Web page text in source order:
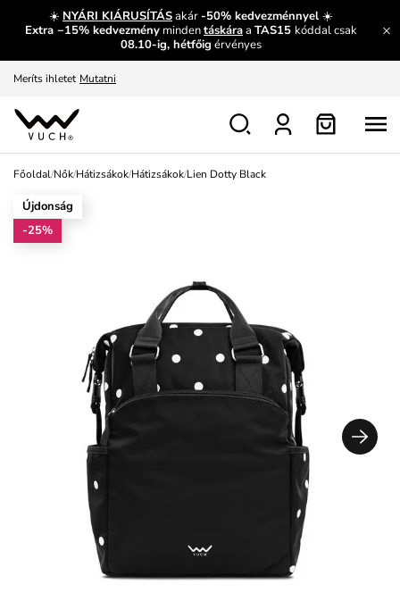
☀️ NYÁRI KIÁRUSÍTÁSakár-50% kedvezménnyel ☀️
Extra −15% kedvezmény mindentáskáraa TAS15 kóddal csak
08.10-ig, hétfőig érvényes
És mi az, amit máshol nem lehet megtudni?
Fedezze fel velünk az újdonságokat. Megtekintés
Meríts ihletet Mutatni
Ingyenes csere és visszaküldés
Főoldal/Nők/Hátizsákok/Hátizsákok/Lien Dotty Black
Újdonság
-25%